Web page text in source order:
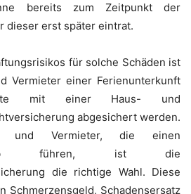
bereits zum Zeitpunkt der
dieser erst später eintrat.
für solche Schäden ist
Vermieter einer Ferienunterkunft
mit einer Haus- und
abgesichert werden.
und Vermieter, die einen
führen, ist die
die richtige Wahl. Diese
Schmerzensgeld, Schadensersatz